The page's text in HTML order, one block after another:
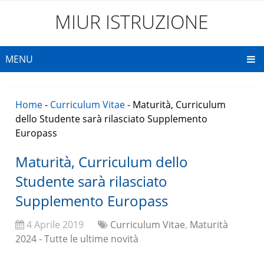
MIUR ISTRUZIONE
MENU
Home- Curriculum Vitae- Maturità, Curriculum
dello Studente sarà rilasciato Supplemento
Europass
Maturità, Curriculum dello
Studente sarà rilasciato
Supplemento Europass
4 Aprile 2019 Curriculum Vitae, Maturità
2024 - Tutte le ultime novità